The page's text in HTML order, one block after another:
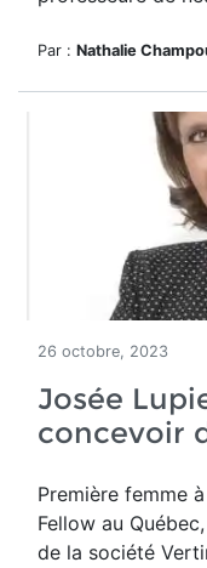
Par : Nathalie
26 octobre, 2023
Josée
concevoir
Première femme
Fellow au
de la société